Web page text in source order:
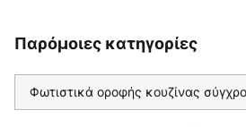
Παρόμοιες κατηγορίες
Φωτιστικά οροφής κουζίνας